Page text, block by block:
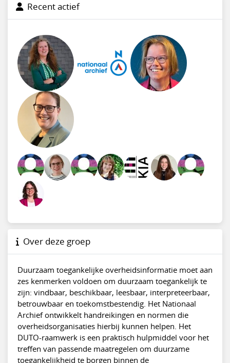
Recent actief
Over deze groep
Duurzaam toegankelijke overheidsinformatie moet aan
zes kenmerken voldoen om duurzaam toegankelijk te
zijn: vindbaar, beschikbaar, leesbaar, interpreteerbaar,
betrouwbaar en toekomstbestendig. Het Nationaal
Archief ontwikkelt handreikingen en normen die
overheidsorganisaties hierbij kunnen helpen. Het
DUTO-raamwerk is een praktisch hulpmiddel voor het
treffen van passende maatregelen om duurzame
toegankelijkheid te borgen binnen de